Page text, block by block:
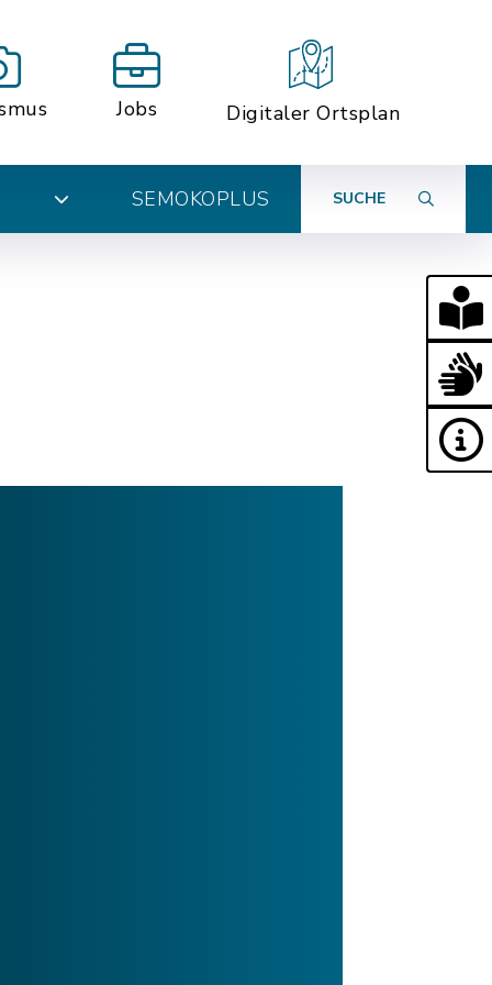
Jobs Digitaler Ortsplan
SEMOKOPLUS SUCHE